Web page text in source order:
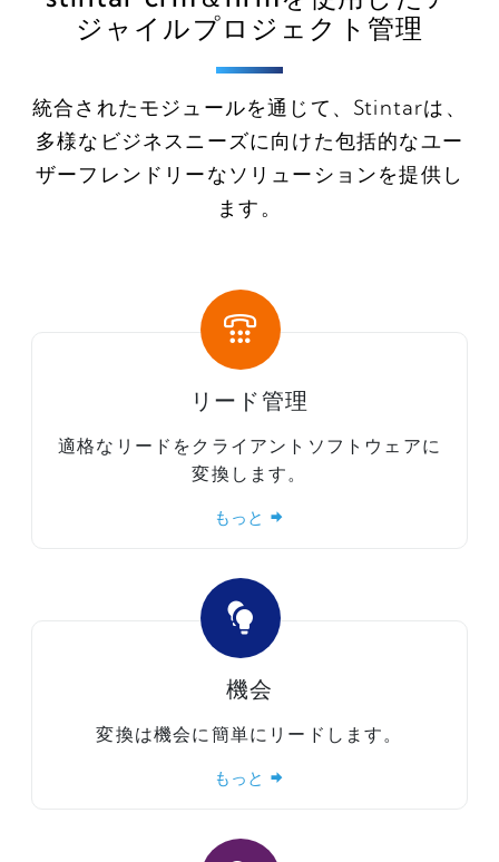
ジャイルプロジェクト管理
統合されたモジュールを通じて、Stintarは、
多様なビジネスニーズに向けた包括的なユー
ザーフレンドリーなソリューションを提供し
ます。
リード管理
適格なリードをクライアントソフトウェアに
変換します。
もっと
機会
変換は機会に簡単にリードします。
もっと